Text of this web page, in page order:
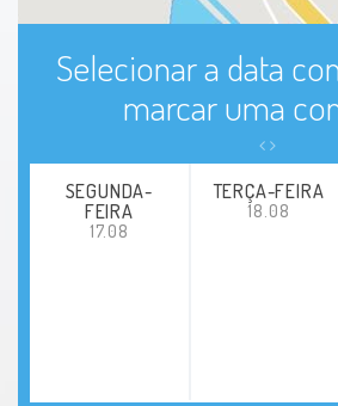
Selecionar a data
marcar uma
SEGUNDA-
FEIRA
17.08
TERÇA-FEIRA
18.08